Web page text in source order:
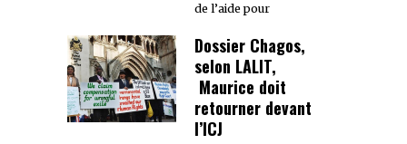
de l’aide pour
Dossier Chagos,
selon LALIT,
Maurice doit
retourner devant
l’ICJ